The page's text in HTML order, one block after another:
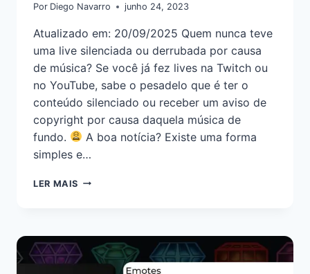
Por Diego Navarro junho 24, 2023
Atualizado em: 20/09/2025 Quem nunca teve
uma live silenciada ou derrubada por causa
de música? Se você já fez lives na Twitch ou
no YouTube, sabe o pesadelo que é ter o
conteúdo silenciado ou receber um aviso de
copyright por causa daquela música de
fundo.
A boa notícia? Existe uma forma
simples e…
LER MAIS